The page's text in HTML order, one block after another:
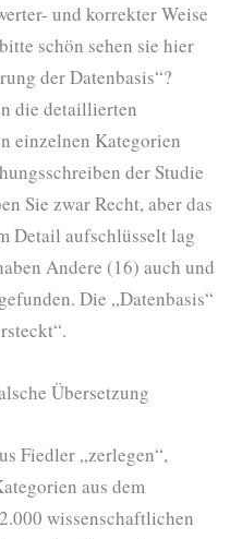
und korrekter Weise
schön sehen sie hier
der Datenbasis“?
die detaillierten
einzelnen Kategorien
der Studie
Sie zwar Recht, aber das
Detail aufschlüsselt lag
Andere (16) auch und
Die „Datenbasis“
Übersetzung
Fiedler „zerlegen“,
aus dem
wissenschaftlichen